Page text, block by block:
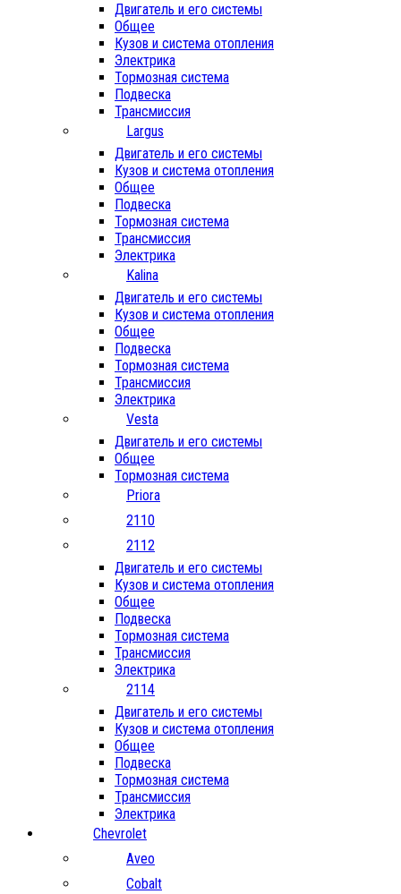
Двигатель и его системы
Общее
Кузов и система отопления
Электрика
Тормозная система
Подвеска
Трансмиссия
Largus
Двигатель и его системы
Кузов и система отопления
Общее
Подвеска
Тормозная система
Трансмиссия
Электрика
Kalina
Двигатель и его системы
Кузов и система отопления
Общее
Подвеска
Тормозная система
Трансмиссия
Электрика
Vesta
Двигатель и его системы
Общее
Тормозная система
Priora
2110
2112
Двигатель и его системы
Кузов и система отопления
Общее
Подвеска
Тормозная система
Трансмиссия
Электрика
2114
Двигатель и его системы
Кузов и система отопления
Общее
Подвеска
Тормозная система
Трансмиссия
Электрика
Chevrolet
Aveo
Cobalt